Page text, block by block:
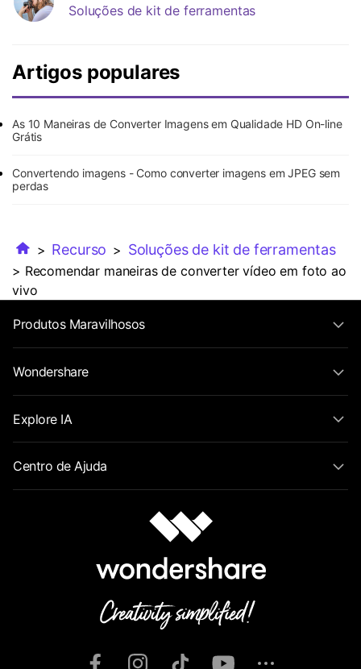
Soluções de kit de ferramentas
Artigos populares
As 10 Maneiras de Converter Imagens em Qualidade HD On-line
Grátis
Convertendo imagens - Como converter imagens em JPEG sem
perdas
> Recurso > Soluções de kit de ferramentas
> Recomendar maneiras de converter vídeo em foto ao
vivo
Produtos Maravilhosos
Wondershare
Explore IA
Centro de Ajuda